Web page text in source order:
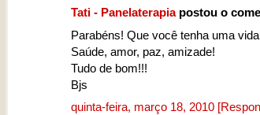
Tati - Panelaterapiapostou o
Parabéns! Que você tenha uma
Saúde, amor, paz, amizade!
Tudo de bom!!!
Bjs
quinta-feira, março 18, 2010